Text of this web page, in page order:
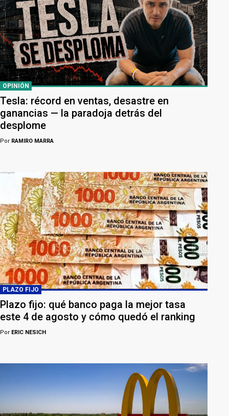
OPINIÓN
Tesla: récord en ventas, desastre en
ganancias — la paradoja detrás del
desplome
Por RAMIRO MARRA
PLAZO FIJO
Plazo fijo: qué banco paga la mejor tasa
este 4 de agosto y cómo quedó el ranking
Por ERIC NESICH